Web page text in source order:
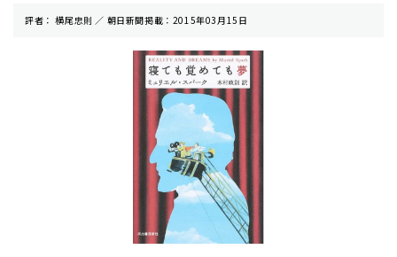
評者： 横尾忠則 ／ 朝⽇新聞掲載：2015年03月15日